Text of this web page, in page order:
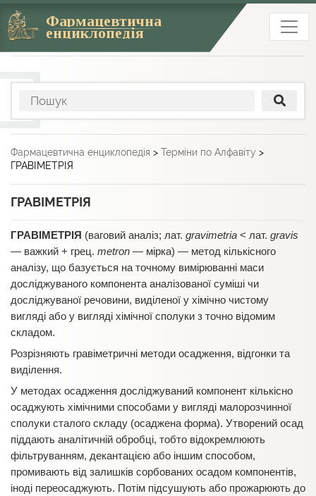
Фармацевтична
енциклопедія
Фармацевтична енциклопедія > Терміни по Алфавіту >
ГРАВІМЕТРІЯ
ГРАВІМЕТРІЯ
ГРАВІМЕТРІЯ (ваговий аналіз; лат. gravimetria < лат. gravis
— важкий + грец. metron — мірка) — метод кількісного
аналізу, що базується на точному вимірюванні маси
досліджуваного компонента аналізованої суміші чи
досліджуваної речовини, виділеної у хімічно чистому
вигляді або у вигляді хімічної сполуки з точно відомим
складом.
Розрізняють гравіметричні методи осадження, відгонки та
виділення.
У методах осадження досліджуваний компонент кількісно
осаджують хімічними способами у вигляді малорозчинної
сполуки сталого складу (осаджена форма). Утворений осад
піддають аналітичній обробці, тобто відокремлюють
фільтруванням, декантацією або іншим способом,
промивають від залишків сорбованих осадом компонентів,
іноді переосаджують. Потім підсушують або прожарюють до